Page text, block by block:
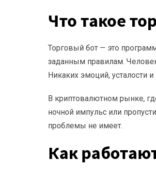
Что такое
Торговый бот — это
заданным правилам. Человек
Никаких эмоций, усталости
В криптовалютном рынке,
ночной импульс или
проблемы не имеет.
Как